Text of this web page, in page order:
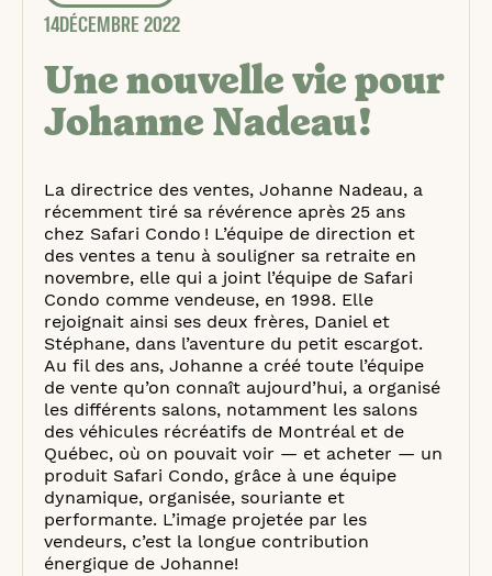
14DÉCEMBRE 2022
Une nouvelle vie pour
Johanne Nadeau!
La directrice des ventes, Johanne Nadeau, a
récemment tiré sa révérence après 25 ans
chez Safari Condo ! L’équipe de direction et
des ventes a tenu à souligner sa retraite en
novembre, elle qui a joint l’équipe de Safari
Condo comme vendeuse, en 1998. Elle
rejoignait ainsi ses deux frères, Daniel et
Stéphane, dans l’aventure du petit escargot.
Au fil des ans, Johanne a créé toute l’équipe
de vente qu’on connaît aujourd’hui, a organisé
les différents salons, notamment les salons
des véhicules récréatifs de Montréal et de
Québec, où on pouvait voir — et acheter — un
produit Safari Condo, grâce à une équipe
dynamique, organisée, souriante et
performante. L’image projetée par les
vendeurs, c’est la longue contribution
énergique de Johanne!